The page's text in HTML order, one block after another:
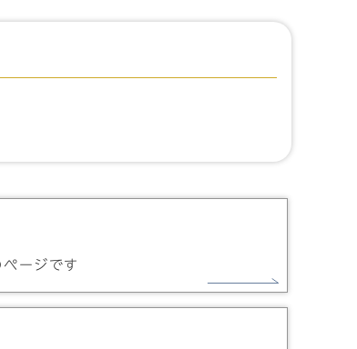
ージです